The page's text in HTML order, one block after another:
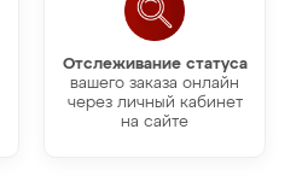
Отслеживание статуса
вашего заказа онлайн
через личный кабинет
на сайте